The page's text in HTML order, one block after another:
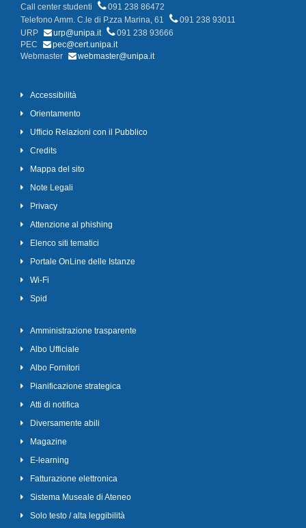
Call center studenti
091 238 86472
Telefono Amm. C.le di P.zza Marina, 61
091 238 93011
URP
urp@unipa.it
091 238 93666
PEC
pec@cert.unipa.it
Webmaster
webmaster@unipa.it
Accessibilità
Orientamento
Ufficio Relazioni con il Pubblico
Credits
Mappa del sito
Note Legali
Privacy
Attenzione al phishing
Elenco siti tematici
Portale OnLine delle Istanze
Wi-Fi
Spid
Amministrazione trasparente
Albo Ufficiale
Albo Fornitori
Pianificazione strategica
Atti di notifica
Diversamente abili
Magazine
E-learning
Fatturazione elettronica
Sistema Museale di Ateneo
Solo testo / alta leggibilità